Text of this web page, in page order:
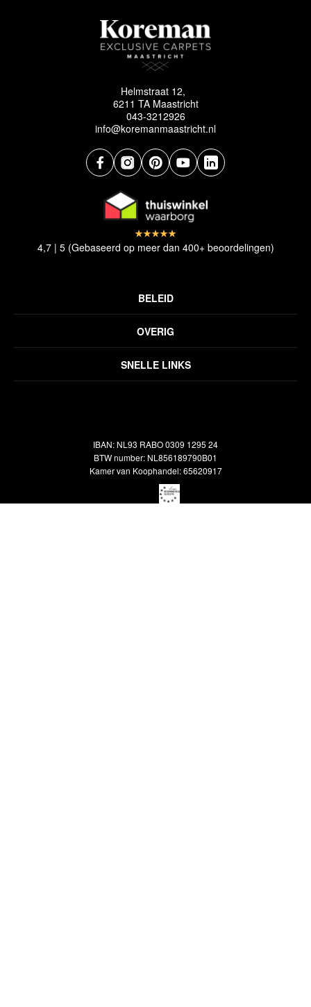
Helmstraat 12,
6211 TA Maastricht
043-3212926
info@koremanmaastricht.nl
SNELLE LINKS
OVERIG
Inspiratie
Veelgestelde vragen
BELEID
Disclaimer
Verzendbeleid
4,7 | 5 (Gebaseerd op meer dan 400+ beoordelingen)
IBAN: NL93 RABO 0309 1295 24
BTW number: NL856189790B01
Kamer van Koophandel: 65620917